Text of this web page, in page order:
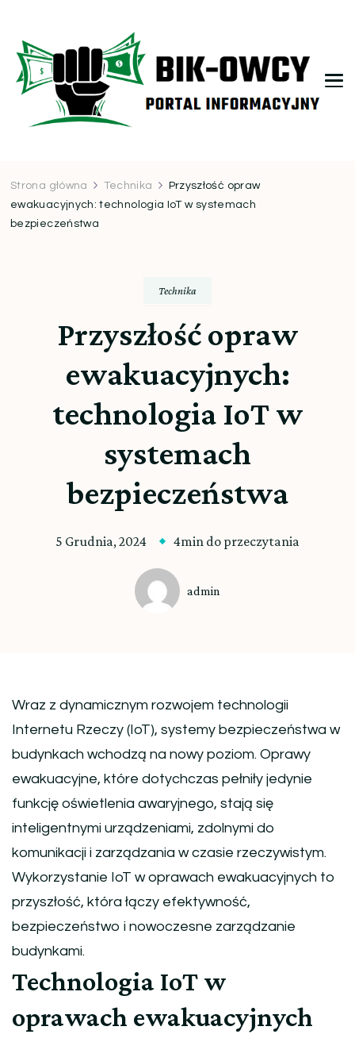
Strona główna Technika
Przyszłość opraw
ewakuacyjnych: technologia IoT w systemach
bezpieczeństwa
Technika
Przyszłość opraw
ewakuacyjnych:
technologia IoT w
systemach
bezpieczeństwa
5 Grudnia, 2024 4min do przeczytania
admin
Wraz z dynamicznym rozwojem technologii
Internetu Rzeczy (IoT), systemy bezpieczeństwa w
budynkach wchodzą na nowy poziom. Oprawy
ewakuacyjne, które dotychczas pełniły jedynie
funkcję oświetlenia awaryjnego, stają się
inteligentnymi urządzeniami, zdolnymi do
komunikacji i zarządzania w czasie rzeczywistym.
Wykorzystanie IoT w oprawach ewakuacyjnych to
przyszłość, która łączy efektywność,
bezpieczeństwo i nowoczesne zarządzanie
budynkami.
Technologia IoT w
oprawach ewakuacyjnych